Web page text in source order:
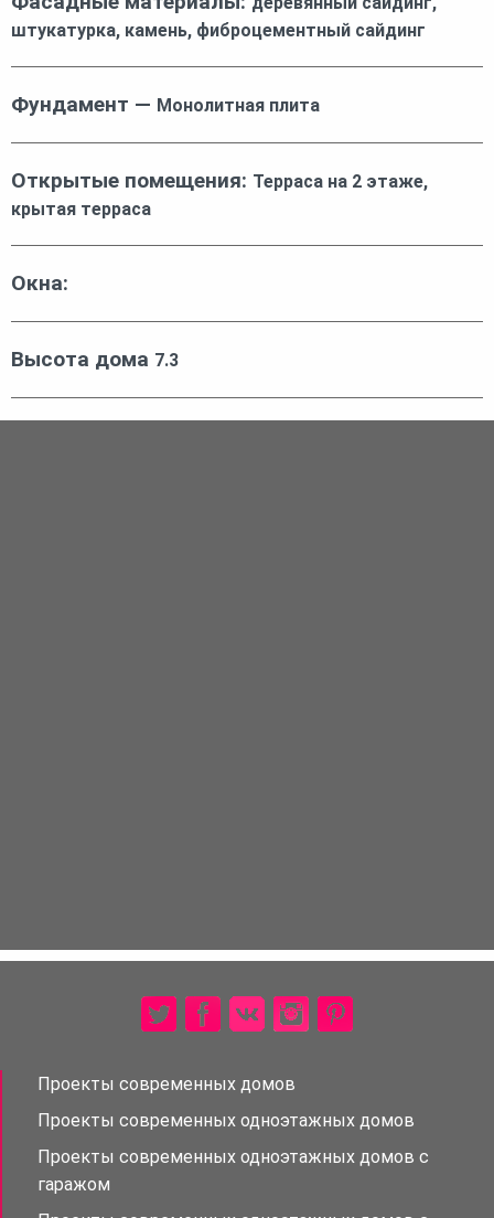
штукатурка, камень, фиброцементный сайдинг
Фундамент — Монолитная плита
Открытые помещения: Терраса на 2 этаже,
крытая терраса
Окна:
Высота дома 7.3
Проекты современных домов
Проекты современных одноэтажных домов
Проекты современных одноэтажных домов с
гаражом